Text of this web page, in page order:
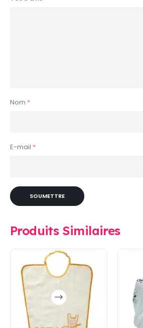
Nom *
E-mail *
Produits Similaires
Ce
produit
plusieurs